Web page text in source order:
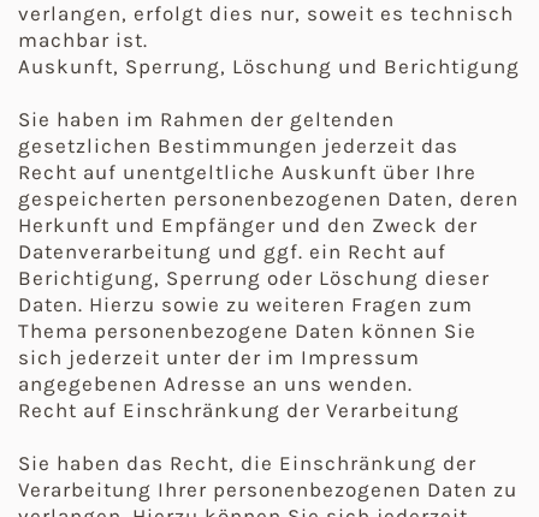
verlangen, erfolgt dies nur, soweit es technisch
machbar ist.
Auskunft, Sperrung, Löschung und Berichtigung
Sie haben im Rahmen der geltenden
gesetzlichen Bestimmungen jederzeit das
Recht auf unentgeltliche Auskunft über Ihre
gespeicherten personenbezogenen Daten, deren
Herkunft und Empfänger und den Zweck der
Datenverarbeitung und ggf. ein Recht auf
Berichtigung, Sperrung oder Löschung dieser
Daten. Hierzu sowie zu weiteren Fragen zum
Thema personenbezogene Daten können Sie
sich jederzeit unter der im Impressum
angegebenen Adresse an uns wenden.
Recht auf Einschränkung der Verarbeitung
Sie haben das Recht, die Einschränkung der
Verarbeitung Ihrer personenbezogenen Daten zu